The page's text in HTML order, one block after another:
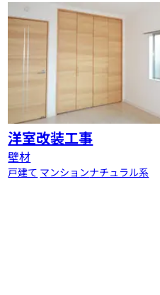
洋室改装工事
壁材
戸建て マンションナチュラル系